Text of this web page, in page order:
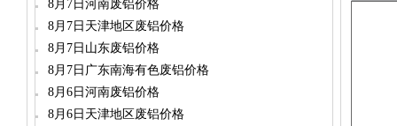
8月7日河南废铝价格
8月7日天津地区废铝价格
8月7日山东废铝价格
8月7日广东南海有色废铝价格
8月6日河南废铝价格
8月6日天津地区废铝价格